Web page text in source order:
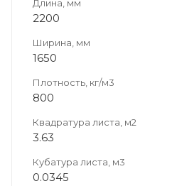
Длина, мм
2200
Ширина, мм
1650
Плотность, кг/м3
800
Квадратура листа, м2
3.63
Кубатура листа, м3
0.0345